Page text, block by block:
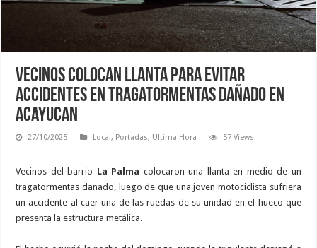
Vecinos colocan llanta para evitar
accidentes en tragatormentas dañado en
Acayucan
27/10/2025 Local, Portadas, Ultima Hora 57 Views
Vecinos del barrio La Palma colocaron una llanta en medio de un
tragatormentas dañado, luego de que una joven motociclista sufriera
un accidente al caer una de las ruedas de su unidad en el hueco que
presenta la estructura metálica.